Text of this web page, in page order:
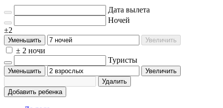
Дата вылета
Ночей
±2
Уменьшить Увеличить
± 2 ночи
Туристы
Уменьшить
Увеличить
Удалить
Добавить ребенка